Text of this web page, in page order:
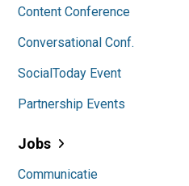
Content Conference
Conversational Conf.
SocialToday Event
Partnership Events
Jobs
Communicatie